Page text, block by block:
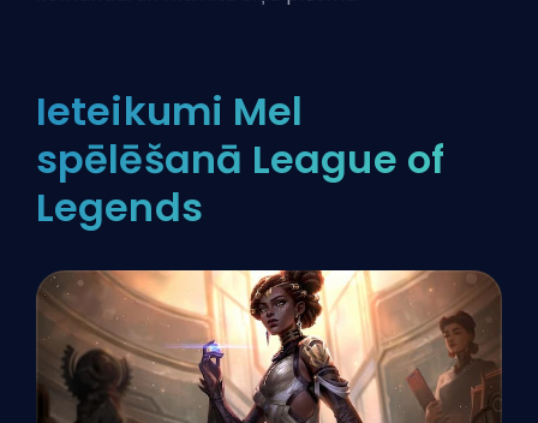
Ieteikumi Mel
spēlēšanā League of
Legends